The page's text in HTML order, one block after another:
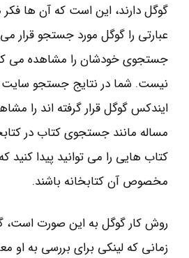
گوگل دارند، این است که آن ها
عبارتی را گوگل مورد جستجو قرار
جستجوی خودشان را مشاهده می
نیست. شما در نتایج جستجو سایت
ایندکس گوگل قرار گرفته اند را
مساله مانند جستجوی کتاب در
کتاب هایی را می توانید پیدا کنید
مخصوص آن کتابخانه باشند.
روش کار گوگل به این صورت است،
زمانی که لینکی برای بررسی به او